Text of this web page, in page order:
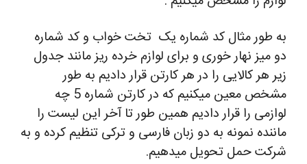
به طور مثال کد شماره یک تخت خواب و کد شماره
دو میز نهار خوری و برای لوازم خرده ریز مانند جدول
زیر هر کالایی را در هر کارتن قرار دادیم به طور
مشخص معین میکنیم که در کارتن شماره 5 چه
لوازمی را قرار دادیم همین طور تا آخر این لیست را
ماننده نمونه به دو زبان فارسی و ترکی تنظیم کرده و به
شرکت حمل تحویل میدهیم.